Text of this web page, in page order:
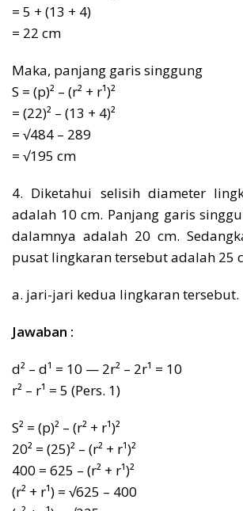
= 5 + (13 + 4)
= 22 cm
Maka, panjang garis singgung
S = (p)² – (r² + r¹)²
= (22)² – (13 + 4)²
= √484 – 289
= √195 cm
4. Diketahui selisih diameter
adalah 10 cm. Panjang garis
dalamnya adalah 20 cm.
pusat lingkaran tersebut adalah 25
a. jari-jari kedua lingkaran tersebut.
Jawaban :
d² – d¹ = 10 — 2r² – 2r¹ = 10
r² – r¹ = 5 (Pers. 1)
S² = (p)² – (r² + r¹)²
20² = (25)² – (r² + r¹)²
400 = 625 – (r² + r¹)²
(r² + r¹) = √625 – 400